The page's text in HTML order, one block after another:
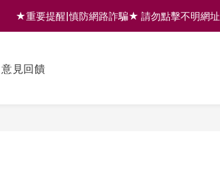
註冊會員享200元購物金 | 全館滿999免運 |
★重要提醒|慎防網路詐騙★ 請勿點擊不明網
意見回饋